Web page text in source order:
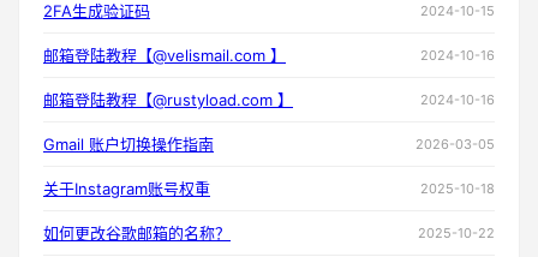
2FA生成验证码 2024-10-15
邮箱登陆教程【@velismail.com 】 2024-10-16
邮箱登陆教程【@rustyload.com 】 2024-10-16
Gmail 账户切换操作指南 2026-03-05
关于Instagram账号权重 2025-10-18
如何更改谷歌邮箱的名称？ 2025-10-22